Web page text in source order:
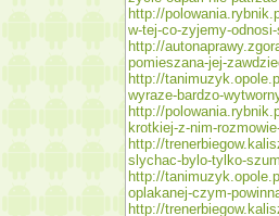
http://
w-tej-co-zyjemy-
http://
pomieszana-jej-
http://
wyraze-bardzo-
http://
krotkiej-z-nim-
http://
slychac-bylo-tylko-
http://
oplakanej-czym-
http://